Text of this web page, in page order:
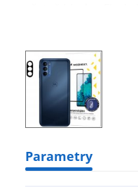
poškrábáním i
Parametry